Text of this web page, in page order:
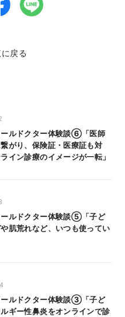
戻る
ールドクター体験談⑥「医師
がり、保険証・医療証も対
イン診療のイメージが一転」
ールドクター体験談⑤「子ど
肌荒れなど、いつも使ってい
ールドクター体験談③「子ど
ギー性鼻炎をオンラインで診